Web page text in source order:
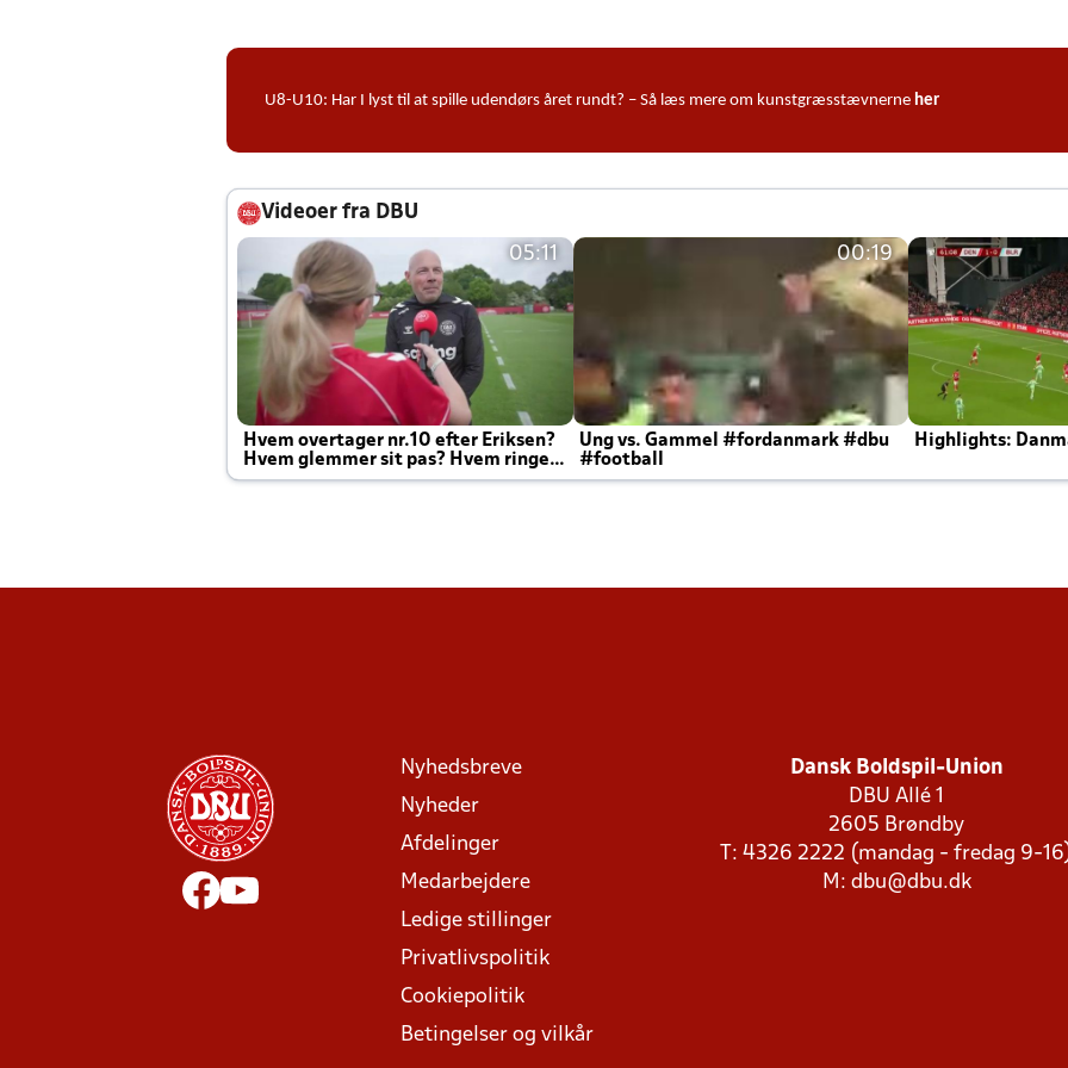
U8-U10: Har I lyst til at spille udendørs året rundt? – Så læs mere om kunstgræsstævnerne her
Videoer fra DBU
05:11
Hvem overtager nr.10 efter Eriksen?
Hvem glemmer sit pas? Hvem ringer
Joachim altid til efter kampe?
00:19
Ung vs. Gammel #fordanmark #dbu
#football
Highlights:
Nyhedsbreve
Nyheder
Afdelinger
Medarbejdere
Ledige stillinger
Privatlivspolitik
Cookiepolitik
Betingelser og vilkår
Dansk Boldspil-Union
DBU Allé 1
2605 Brøndby
T: 4326 2222 (mandag - fredag 9-
M: dbu@dbu.dk